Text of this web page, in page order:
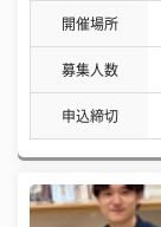
開催場所
募集人数
申込締切